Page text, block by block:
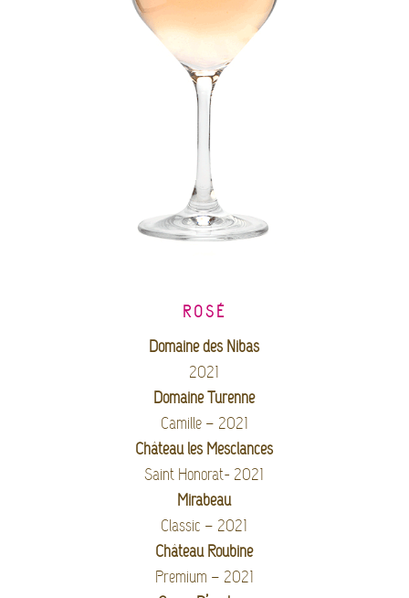
ROSÉ
Domaine des Nibas
2021
Domaine Turenne
Camille – 2021
Château les Mesclances
Saint Honorat- 2021
Mirabeau
Classic – 2021
Château Roubine
Premium – 2021